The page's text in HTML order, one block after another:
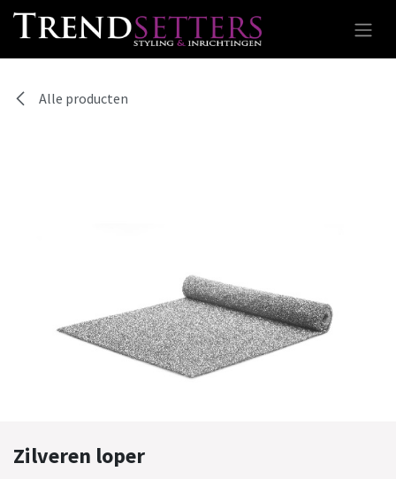
Overslaan naar inhoud
Alle producten
Zilveren loper